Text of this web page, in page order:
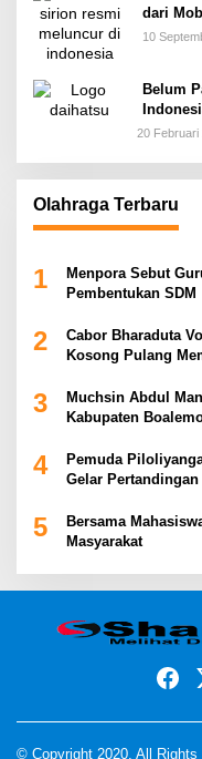
dari
10
Belum
20 Februari
Olahraga Terbaru
1
Menpora Sebut
Pembentukan SDM
2
Cabor Bharaduta
Kosong Pulang
3
Muchsin Abdul
Kabupaten
4
Pemuda
Gelar
5
Bersama
Masyarakat
© Copyright 2020, All